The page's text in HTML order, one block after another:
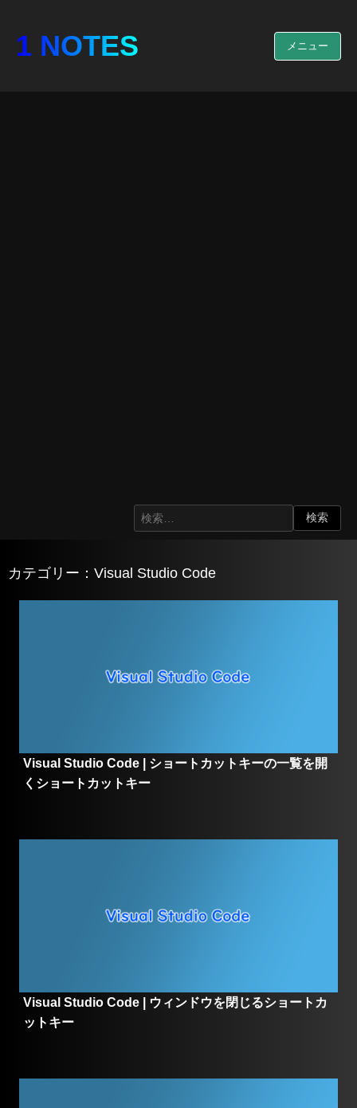
1 NOTES メニュー
カテゴリー：Visual Studio Code
Visual Studio Code | ショートカットキーの一覧を開
くショートカットキー
Visual Studio Code | ウィンドウを閉じるショートカ
ットキー